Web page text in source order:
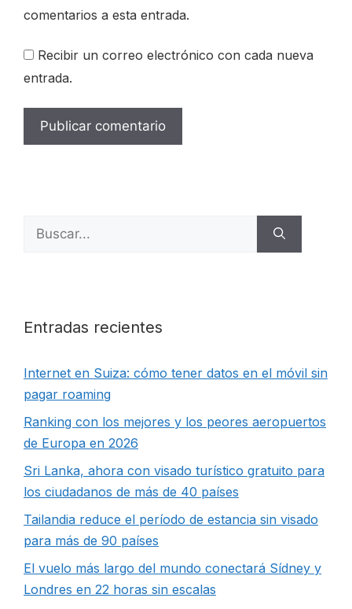
comentarios a esta entrada.
Recibir un correo electrónico con cada nueva
entrada.
Buscar:
Entradas recientes
Internet en Suiza: cómo tener datos en el móvil sin
pagar roaming
Ranking con los mejores y los peores aeropuertos
de Europa en 2026
Sri Lanka, ahora con visado turístico gratuito para
los ciudadanos de más de 40 países
Tailandia reduce el período de estancia sin visado
para más de 90 países
El vuelo más largo del mundo conectará Sídney y
Londres en 22 horas sin escalas